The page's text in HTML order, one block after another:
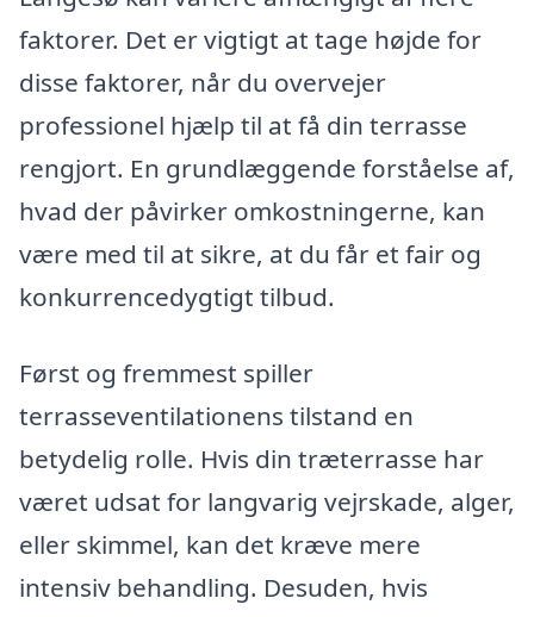
faktorer. Det er vigtigt at tage højde for
disse faktorer, når du overvejer
professionel hjælp til at få din terrasse
rengjort. En grundlæggende forståelse af,
hvad der påvirker omkostningerne, kan
være med til at sikre, at du får et fair og
konkurrencedygtigt tilbud.
Først og fremmest spiller
terrasseventilationens tilstand en
betydelig rolle. Hvis din træterrasse har
været udsat for langvarig vejrskade, alger,
eller skimmel, kan det kræve mere
intensiv behandling. Desuden, hvis